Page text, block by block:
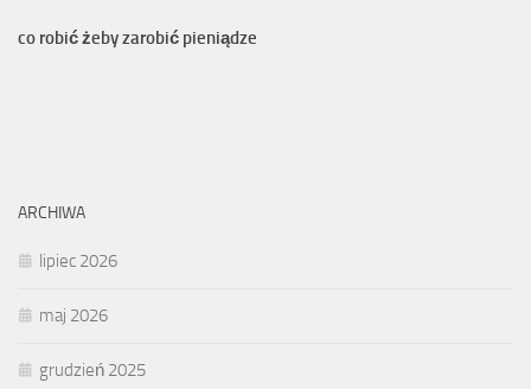
co robić żeby zarobić pieniądze
ARCHIWA
lipiec 2026
maj 2026
grudzień 2025